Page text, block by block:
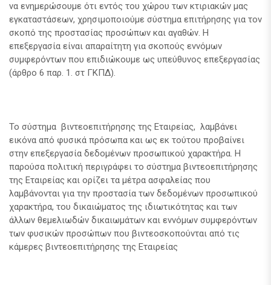
να ενημερώσουμε ότι εντός του χώρου των κτιριακών μας
εγκαταστάσεων, χρησιμοποιούμε σύστημα επιτήρησης για τον
σκοπό της προστασίας προσώπων και αγαθών. Η
επεξεργασία είναι απαραίτητη για σκοπούς εννόμων
συμφερόντων που επιδιώκουμε ως υπεύθυνος επεξεργασίας
(άρθρο 6 παρ. 1. στ ΓΚΠΔ).
Το σύστημα βιντεοεπιτήρησης της Εταιρείας, λαμβάνει
εικόνα από φυσικά πρόσωπα και ως εκ τούτου προβαίνει
στην επεξεργασία δεδομένων προσωπικού χαρακτήρα. Η
παρούσα πολιτική περιγράφει το σύστημα βιντεοεπιτήρησης
της Εταιρείας και ορίζει τα μέτρα ασφαλείας που
λαμβάνονται για την προστασία των δεδομένων προσωπικού
χαρακτήρα, του δικαιώματος της ιδιωτικότητας και των
άλλων θεμελιωδών δικαιωμάτων και εννόμων συμφερόντων
των φυσικών προσώπων που βιντεοσκοπούνται από τις
κάμερες βιντεοεπιτήρησης της Εταιρείας